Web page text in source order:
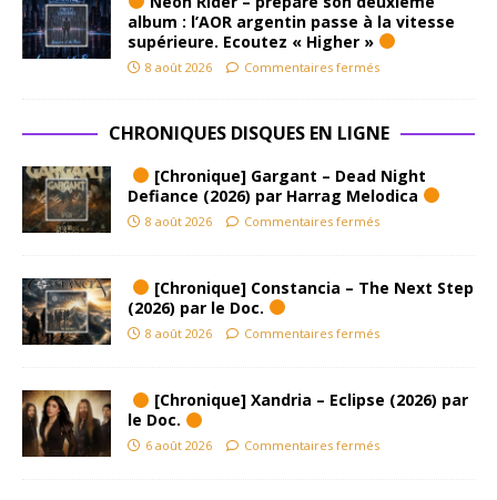
album : l’AOR argentin passe à la vitesse
supérieure. Ecoutez « Higher »
8 août 2026 Commentaires fermés
CHRONIQUES DISQUES EN LIGNE
[Chronique] Gargant – Dead Night
Defiance (2026) par Harrag Melodica
8 août 2026 Commentaires fermés
[Chronique] Constancia – The Next Step
(2026) par le Doc.
8 août 2026 Commentaires fermés
[Chronique] Xandria – Eclipse (2026) par
le Doc.
6 août 2026 Commentaires fermés